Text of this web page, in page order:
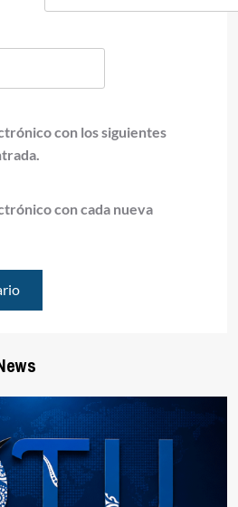
con los siguientes
con cada nueva